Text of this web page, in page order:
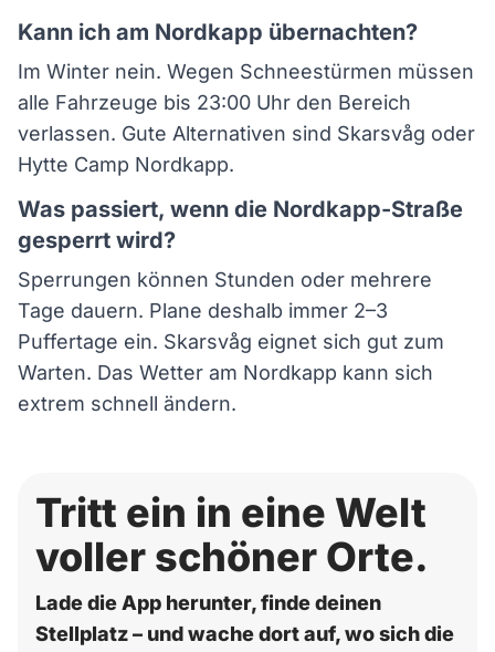
Kann ich am Nordkapp übernachten?
Im Winter nein. Wegen Schneestürmen müssen
alle Fahrzeuge bis 23:00 Uhr den Bereich
verlassen. Gute Alternativen sind Skarsvåg oder
Hytte Camp Nordkapp.
Was passiert, wenn die Nordkapp-Straße
gesperrt wird?
Sperrungen können Stunden oder mehrere
Tage dauern. Plane deshalb immer 2–3
Puffertage ein. Skarsvåg eignet sich gut zum
Warten. Das Wetter am Nordkapp kann sich
extrem schnell ändern.
Tritt ein in eine Welt
voller schöner Orte.
Lade die App herunter, finde deinen
Stellplatz – und wache dort auf, wo sich die